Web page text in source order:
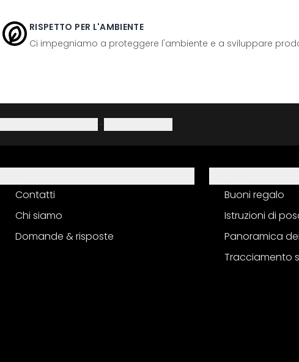
RISPETTO PER L'AMBIENTE
Ci impegniamo a proteggere l'ambiente e a sviluppare
·
Contatti
Chi siamo
Domande & risposte
Buoni regalo
Istruzioni di
Panoramica
Tracciamento